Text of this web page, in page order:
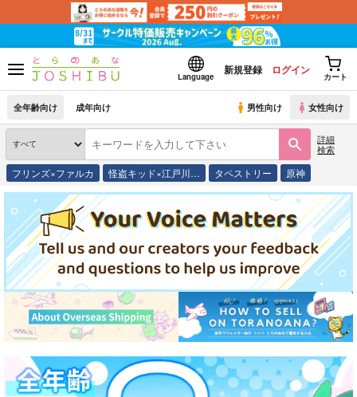
Language
新規登録 ログイン
カート
全年齢向け 成年向け 男性向け 女性向け
詳細
検索
フリンズ×ファルカ 怪盗キッド×江戸川… タペストリー 原神